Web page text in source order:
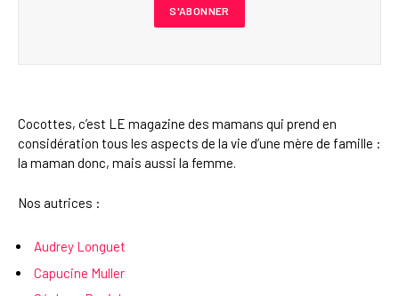
Cocottes, c’est LE magazine des mamans qui prend en
considération tous les aspects de la vie d’une mère de famille :
la maman donc, mais aussi la femme.
Nos autrices :
Audrey Longuet
Capucine Muller